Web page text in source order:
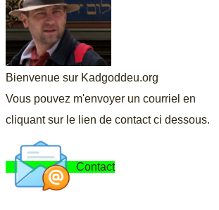
Bienvenue sur Kadgoddeu.org
Vous pouvez m'envoyer un courriel en
cliquant sur le lien de contact ci dessous.
Contact